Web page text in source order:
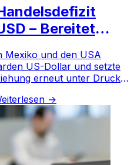
– Bereitet
Mexiko und den USA
US-Dollar und setzte
erneut unter Druck.
→